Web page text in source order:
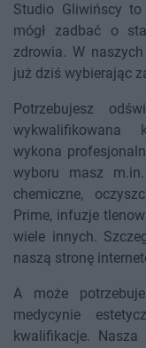
Studio Gliwińscy
mógł zadbać o
zdrowia. W
już dziś wybierając
Potrzebujesz
wykwalifikowana
wykona
wyboru masz m.in.
chemiczne,
Prime, infuzje
wiele innych.
naszą stronę
A może
medycynie
kwalifikacje.